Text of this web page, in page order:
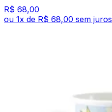
R$ 68,00
ou 1x de R$ 68,00 sem juros